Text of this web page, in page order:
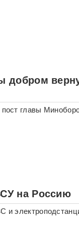
добром
главы
на Россию
и